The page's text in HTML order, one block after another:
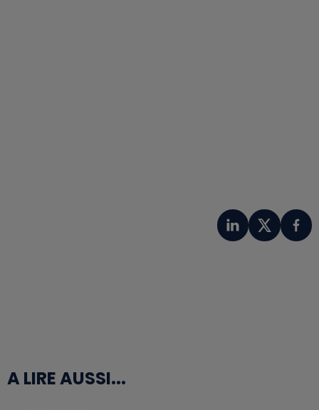
A LIRE AUSSI...